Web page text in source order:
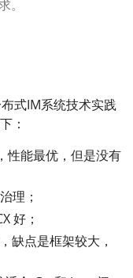
式IM系统技术实践
：
性能最优，但是没有
理；
好；
缺点是框架较大，